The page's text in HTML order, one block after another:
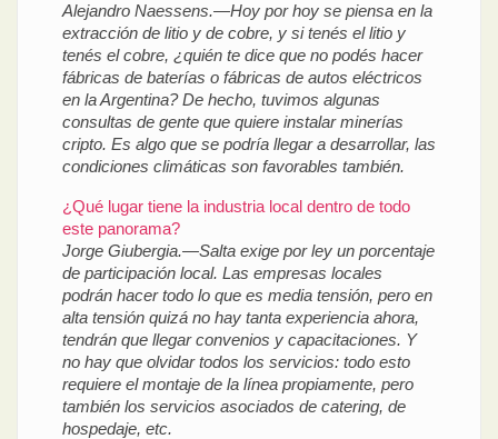
Alejandro Naessens.—Hoy por hoy se piensa en la
extracción de litio y de cobre, y si tenés el litio y
tenés el cobre, ¿quién te dice que no podés hacer
fábricas de baterías o fábricas de autos eléctricos
en la Argentina? De hecho, tuvimos algunas
consultas de gente que quiere instalar minerías
cripto. Es algo que se podría llegar a desarrollar, las
condiciones climáticas son favorables también.
¿Qué lugar tiene la industria local dentro de todo
este panorama?
Jorge Giubergia.—Salta exige por ley un porcentaje
de participación local. Las empresas locales
podrán hacer todo lo que es media tensión, pero en
alta tensión quizá no hay tanta experiencia ahora,
tendrán que llegar convenios y capacitaciones. Y
no hay que olvidar todos los servicios: todo esto
requiere el montaje de la línea propiamente, pero
también los servicios asociados de catering, de
hospedaje, etc.